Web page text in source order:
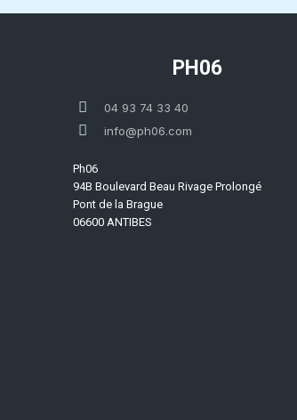
PH06
04 93 74 33 40
info@ph06.com
Ph06
94B Boulevard Beau Rivage Prolongé
Pont de la Brague
06600 ANTIBES